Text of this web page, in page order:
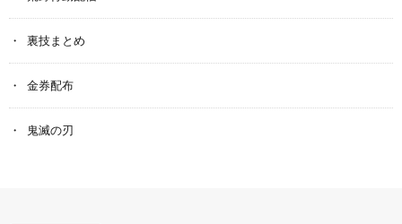
裏技まとめ
金券配布
鬼滅の刃